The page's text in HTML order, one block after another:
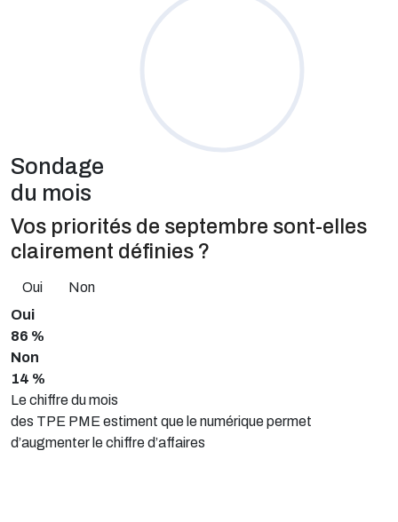
Sondage
du mois
Vos priorités de septembre sont-elles
clairement définies ?
Oui
Non
Oui
86 %
Non
14 %
Le chiffre du mois
des TPE PME estiment que le numérique permet
d’augmenter le chiffre d’affaires